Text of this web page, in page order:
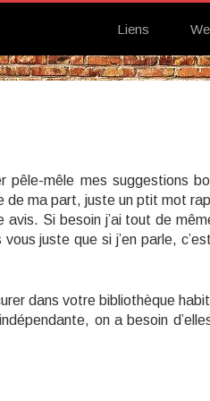
Liens
pêle-mêle mes suggestions
de ma part, juste un ptit mot
Si besoin j’ai tout de
juste que si j’en parle,
dans votre bibliothèque
on a besoin